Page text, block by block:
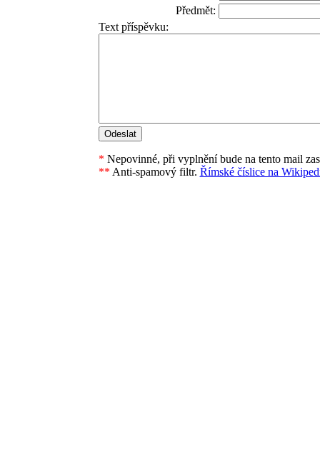
Předmět:
Text příspěvku:
* Nepovinné, při vyplnění bude na tento mail
** Anti-spamový filtr. Římské číslice na